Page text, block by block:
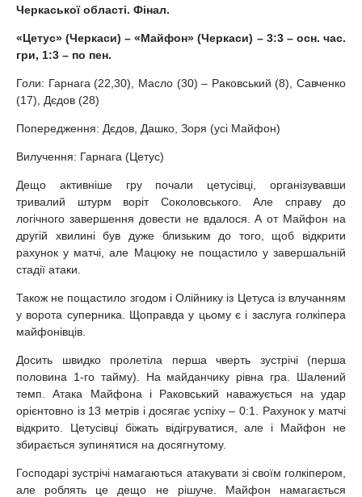
Черкаської області. Фінал.
«Цетус» (Черкаси) – «Майфон» (Черкаси) – 3:3 – осн. час.
гри, 1:3 – по пен.
Голи: Гарнага (22,30), Масло (30) – Раковський (8), Савченко
(17), Дєдов (28)
Попередження: Дєдов, Дашко, Зоря (усі Майфон)
Вилучення: Гарнага (Цетус)
Дещо активніше гру почали цетусівці, організувавши
тривалий штурм воріт Соколовського. Але справу до
логічного завершення довести не вдалося. А от Майфон на
другій хвилині був дуже близьким до того, щоб відкрити
рахунок у матчі, але Мацюку не пощастило у завершальній
стадії атаки.
Також не пощастило згодом і Олійнику із Цетуса із влучанням
у ворота суперника. Щоправда у цьому є і заслуга голкіпера
майфонівців.
Досить швидко пролетіла перша чверть зустрічі (перша
половина 1-го тайму). На майданчику рівна гра. Шалений
темп. Атака Майфона і Раковський наважується на удар
орієнтовно із 13 метрів і досягає успіху – 0:1. Рахунок у матчі
відкрито. Цетусівці біжать відігруватися, але і Майфон не
збирається зупинятися на досягнутому.
Господарі зустрічі намагаються атакувати зі своїм голкіпером,
але роблять це дещо не рішуче. Майфон намагається